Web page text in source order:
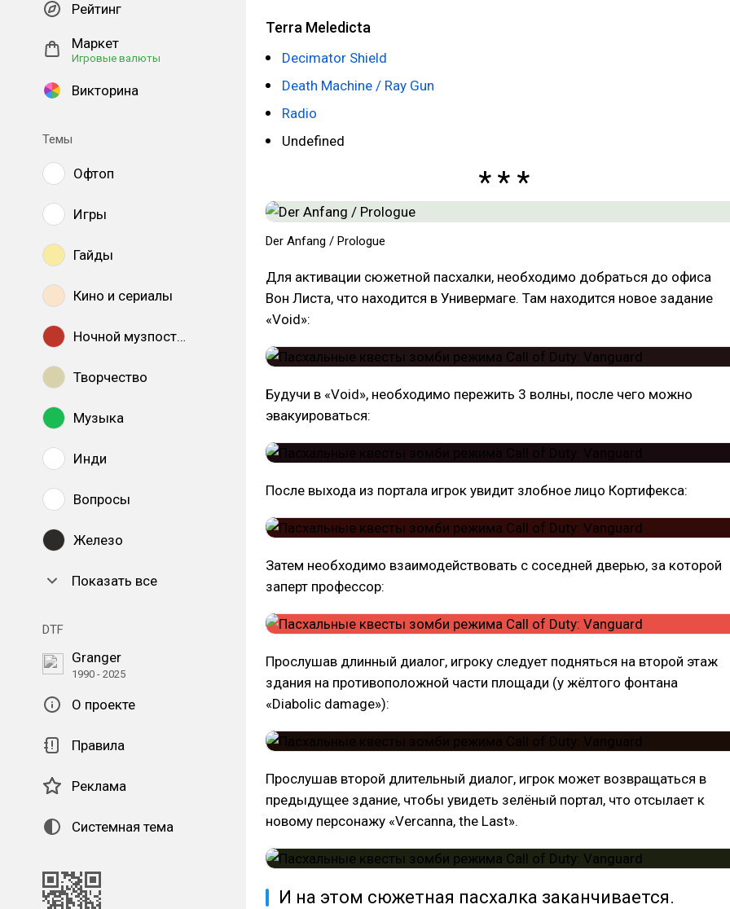
Рейтинг
Маркет
Игровые валюты
Викторина
Темы
Офтоп
Игры
Гайды
Кино и сериалы
Ночной музпостинг
Творчество
Музыка
Инди
Вопросы
Железо
Показать все
DTF
Granger
1990 - 2025
О проекте
Правила
Реклама
Системная тема
Terra Meledicta
Decimator Shield
Death Machine / Ray Gun
Radio
Undefined
Der Anfang / Prologue
Для активации сюжетной пасхалки, необходимо добраться до офиса
Вон Листа, что находится в Универмаге. Там находится новое задание
«Void»:
Будучи в «Void», необходимо пережить 3 волны, после чего можно
эвакуироваться:
После выхода из портала игрок увидит злобное лицо Кортифекса:
Затем необходимо взаимодействовать с соседней дверью, за которой
заперт профессор:
Прослушав длинный диалог, игроку следует подняться на второй этаж
здания на противоположной части площади (у жёлтого фонтана
«Diabolic damage»):
Прослушав второй длительный диалог, игрок может возвращаться в
предыдущее здание, чтобы увидеть зелёный портал, что отсылает к
новому персонажу «Vercanna, the Last».
И на этом сюжетная пасхалка заканчивается.